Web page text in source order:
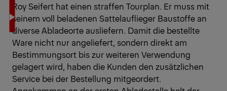
Roy Seifert hat einen straffen Tourplan. Er muss mit
seinem voll beladenen Sattelauflieger Baustoffe an
diverse Abladeorte ausliefern. Damit die bestellte
Ware nicht nur angeliefert, sondern direkt am
Bestimmungsort bis zur weiteren Verwendung
gelagert wird, haben die Kunden den zusätzlichen
Service bei der Bestellung mitgeordert.